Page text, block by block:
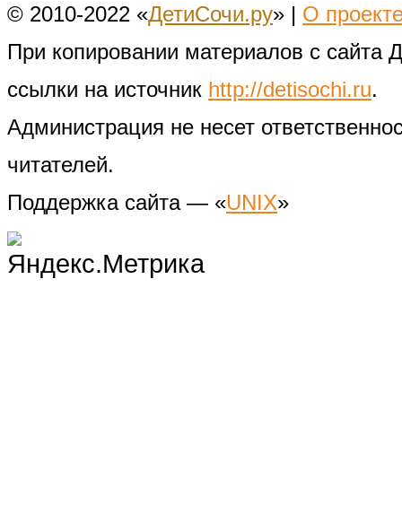
© 2010-2022 «ДетиСочи.ру» | О
При копировании материалов с сайта
ссылки на источник http://detisochi.ru.
Администрация не несет
читателей.
Поддержка сайта — «UNIX»